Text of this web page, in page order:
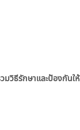
วิธีรักษาและป้องกันให้